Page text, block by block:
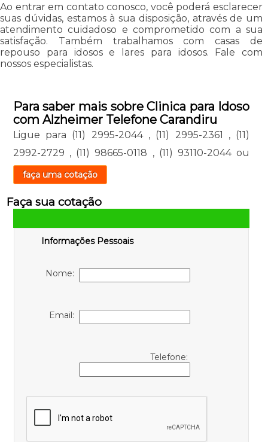
Ao entrar em contato conosco, você poderá esclarecer
suas dúvidas, estamos à sua disposição, através de um
atendimento cuidadoso e comprometido com a sua
satisfação. Também trabalhamos com casas de
repouso para idosos e lares para idosos. Fale com
nossos especialistas.
Para saber mais sobre Clinica para Idoso
com Alzheimer Telefone Carandiru
Ligue para (11) 2995-2044 , (11) 2995-2361 , (11)
2992-2729 , (11) 98665-0118 , (11) 93110-2044 ou
faça uma cotação
Faça sua cotação
Informações Pessoais
Nome:
Email:
Telefone: